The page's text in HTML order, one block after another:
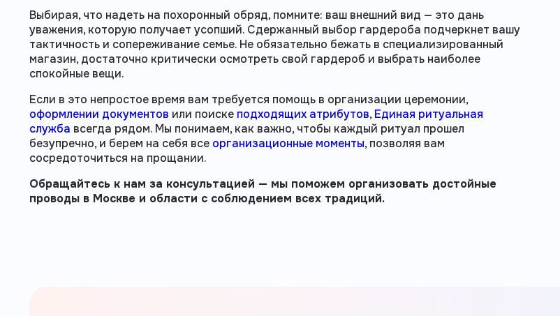
Выбирая, что надеть на похоронный обряд, помните: ваш внешний вид — это дань
уважения, которую получает усопший. Сдержанный выбор гардероба подчеркнет вашу
тактичность и сопереживание семье. Не обязательно бежать в специализированный
магазин, достаточно критически осмотреть свой гардероб и выбрать наиболее
спокойные вещи.
Если в это непростое время вам требуется помощь в организации церемонии,
оформлении документов или поиске подходящих атрибутов,Единая ритуальная
служба всегда рядом. Мы понимаем, как важно, чтобы каждый ритуал прошел
безупречно, и берем на себя все организационные моменты, позволяя вам
сосредоточиться на прощании.
Обращайтесь к нам за консультацией — мы поможем организовать достойные
проводы в Москве и области с соблюдением всех традиций.